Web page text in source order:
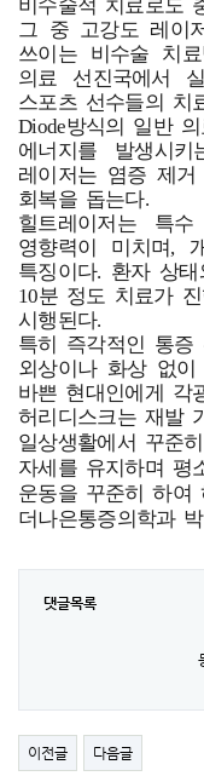
비수술적 치료로도
그 중 고강도 레이
쓰이는 비수술 치
의료 선진국에서
스포츠 선수들의 치
Diode방식의 일반
에너지를 발생시
레이저는 염증 제
회복을 돕는다.
힐트레이저는 특
영향력이 미치며,
특징이다. 환자 상
10분 정도 치료가
시행된다.
특히 즉각적인 통
외상이나 화상 없
바쁜 현대인에게 각
허리디스크는 재발
일상생활에서 꾸준
자세를 유지하며 평
운동을 꾸준히 하여
더나은통증의학과
댓글목록
이전글 다음글